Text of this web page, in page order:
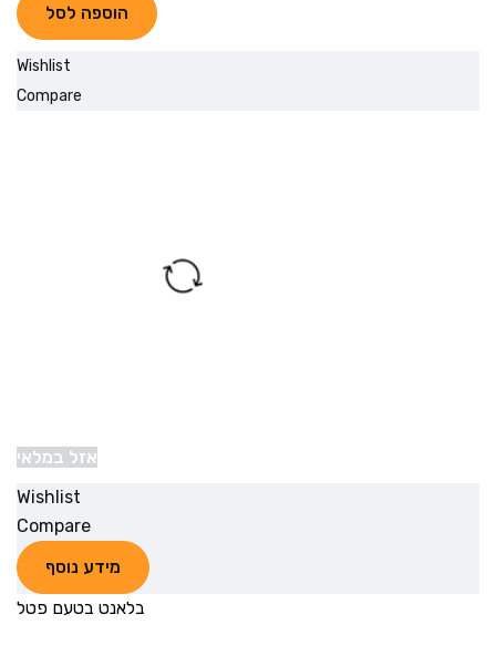
הוספה לסל
Wishlist
Compare
אזל במלאי
Wishlist
Compare
מידע נוסף
בלאנט בטעם פטל